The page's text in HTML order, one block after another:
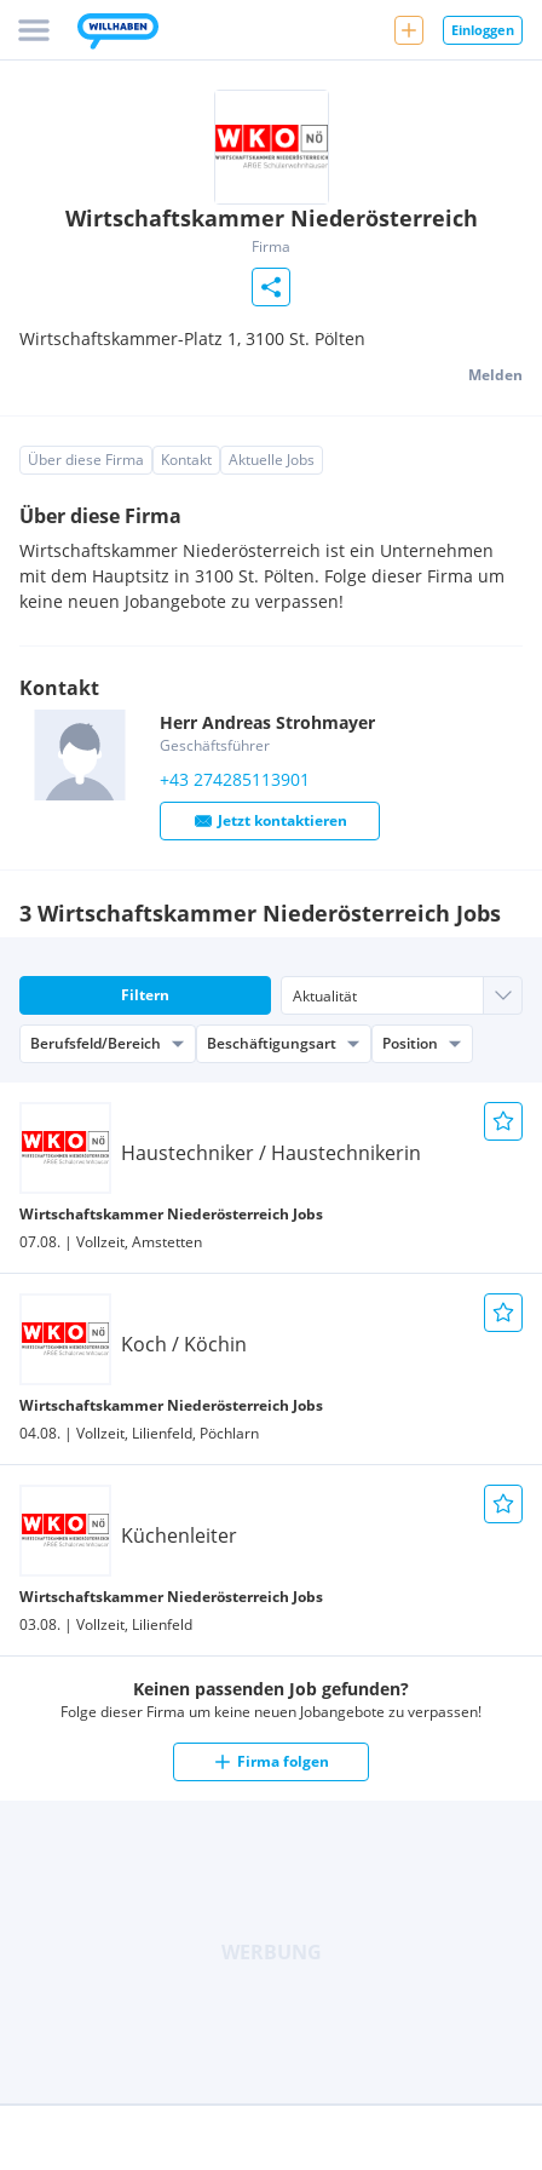
Einloggen
Wirtschaftskammer Niederösterreich
Firma
Wirtschaftskammer-Platz 1, 3100 St. Pölten
Melden
Über diese Firma Kontakt Aktuelle Jobs
Über diese Firma
Wirtschaftskammer Niederösterreich ist ein Unternehmen
mit dem Hauptsitz in 3100 St. Pölten. Folge dieser Firma um
keine neuen Jobangebote zu verpassen!
Kontakt
Herr Andreas Strohmayer
Geschäftsführer
+43 274285113901
Jetzt kontaktieren
3 Wirtschaftskammer Niederösterreich Jobs
Filtern
Berufsfeld/Bereich Beschäftigungsart Position
Haustechniker / Haustechnikerin
Wirtschaftskammer Niederösterreich Jobs
07.08. | Vollzeit, Amstetten
Koch / Köchin
Wirtschaftskammer Niederösterreich Jobs
04.08. | Vollzeit, Lilienfeld, Pöchlarn
Küchenleiter
Wirtschaftskammer Niederösterreich Jobs
03.08. | Vollzeit, Lilienfeld
Keinen passenden Job gefunden?
Folge dieser Firma um keine neuen Jobangebote zu verpassen!
Firma folgen